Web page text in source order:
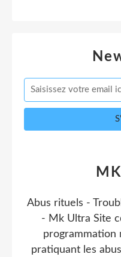
Abus rituels -
- Mk Ultra Site
programmation
pratiquant les